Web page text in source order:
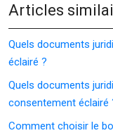
Articles
Quels documents
éclairé ?
Quels documents
consentement éclairé
Comment choisir le